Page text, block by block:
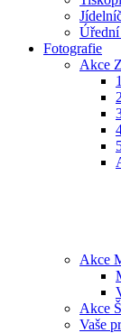
Úřední
Fotografie
Akce
Akce
Akce
Vaše